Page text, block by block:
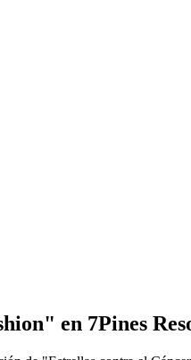
en 7Pines